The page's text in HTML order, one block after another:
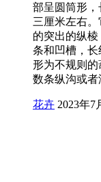
部呈圆筒形
三厘米左右
的突出的纵
条和凹槽，
形为不规则
数条纵沟或
花卉 2023年7